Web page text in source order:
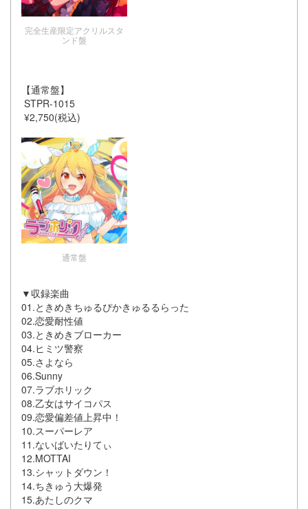
完全生産限定アクリルスタ
ンド盤
【通常盤】
STPR-1015
¥2,750(税込)
通常盤
▼収録楽曲
01.ときめきちゅるぴかきゅるるらった
02.恋愛耐性値
03.ときめきブローカー
04.ヒミツ警察
05.さよなら
06.Sunny
07.ラブホリック
08.乙女はサイコパス
09.恋愛偏差値上昇中！
10.スーパーレア
11.ないばいたりてぃ
12.MOTTAI
13.シャットダウン！
14.ちきゅう大爆発
15.あたしのクマ